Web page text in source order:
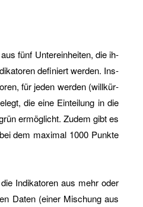
fünf Un­ter­ein­hei­ten, die ih­
de­fi­niert wer­den. Ins­
für jeden wer­den (will­kür­
die eine Ein­tei­lung in die
er­mög­licht. Zudem gibt es
dem ma­xi­mal 1000 Punk­te
In­di­ka­to­ren aus mehr oder
Daten (einer Mi­schung aus